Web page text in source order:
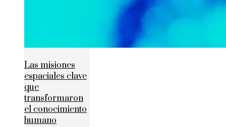
Las misiones
espaciales clave
que
transformaron
el conocimiento
humano